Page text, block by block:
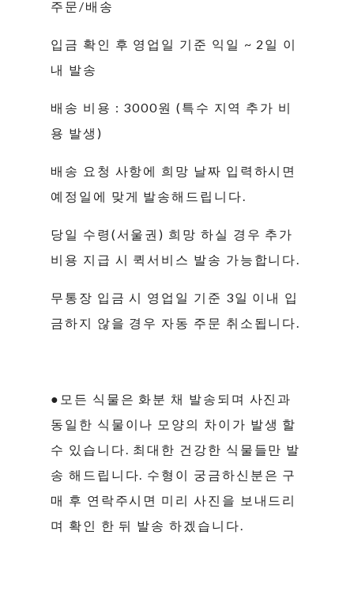
주문/배송
입금 확인 후 영업일 기준 익일 ~ 2일 이
내 발송
배송 비용 : 3000원 (특수 지역 추가 비
용 발생)
배송 요청 사항에 희망 날짜 입력하시면
예정일에 맞게 발송해드립니다.
당일 수령(서울권) 희망 하실 경우 추가
비용 지급 시 퀵서비스 발송 가능합니다.
무통장 입금 시 영업일 기준 3일 이내 입
금하지 않을 경우 자동 주문 취소됩니다.
●모든 식물은 화분 채 발송되며 사진과
동일한 식물이나 모양의 차이가 발생 할
수 있습니다. 최대한 건강한 식물들만 발
송 해드립니다. 수형이 궁금하신분은 구
매 후 연락주시면 미리 사진을 보내드리
며 확인 한 뒤 발송 하겠습니다.